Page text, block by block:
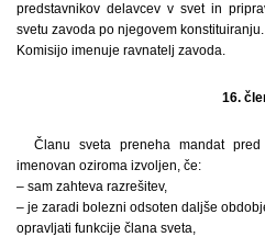
predstavnikov delavcev v svet in
svetu zavoda po njegovem konstituiranju.
Komisijo imenuje ravnatelj zavoda.
16.
Članu sveta preneha mandat
imenovan oziroma izvoljen, če:
– sam zahteva razrešitev,
– je zaradi bolezni odsoten daljše
opravljati funkcije člana sveta,